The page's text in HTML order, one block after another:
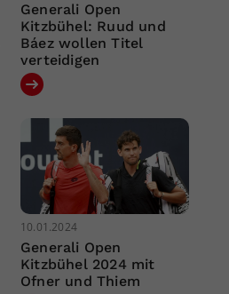
Generali Open
Kitzbühel: Ruud und
Báez wollen Titel
verteidigen
10.01.2024
Generali Open
Kitzbühel 2024 mit
Ofner und Thiem